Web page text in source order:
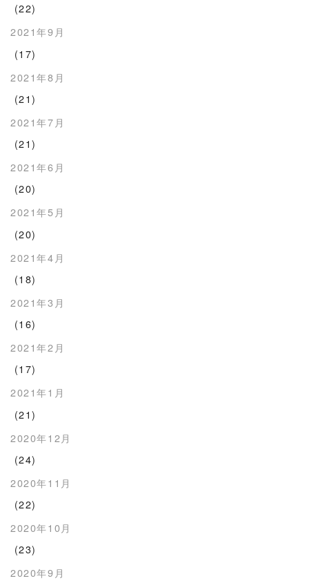
(22)
2021年9月
(17)
2021年8月
(21)
2021年7月
(21)
2021年6月
(20)
2021年5月
(20)
2021年4月
(18)
2021年3月
(16)
2021年2月
(17)
2021年1月
(21)
2020年12月
(24)
2020年11月
(22)
2020年10月
(23)
2020年9月